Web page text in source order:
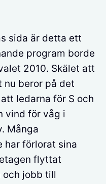
sida är detta ett
program borde
2010. Skälet att
nu beror på det
ledarna för S och
vind för våg i
Många
har förlorat sina
flyttat
och jobb till